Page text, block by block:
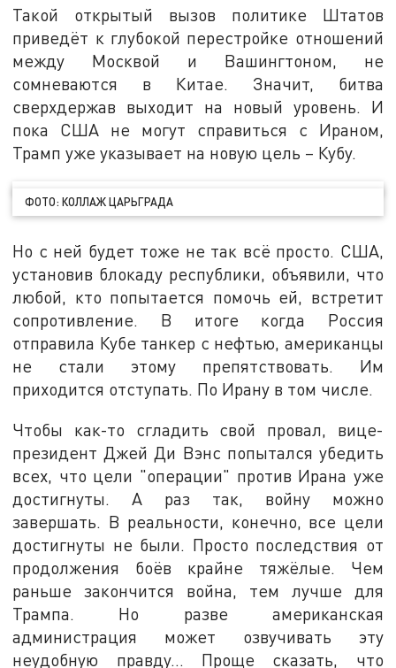
Такой открытый вызов политике Штатов
приведёт к глубокой перестройке отношений
между Москвой и Вашингтоном, не
сомневаются в Китае. Значит, битва
сверхдержав выходит на новый уровень. И
пока США не могут справиться с Ираном,
Трамп уже указывает на новую цель – Кубу.
ФОТО: КОЛЛАЖ ЦАРЬГРАДА
Но с ней будет тоже не так всё просто. США,
установив блокаду республики, объявили, что
любой, кто попытается помочь ей, встретит
сопротивление. В итоге когда Россия
отправила Кубе танкер с нефтью, американцы
не стали этому препятствовать. Им
приходится отступать. По Ирану в том числе.
Чтобы как-то сгладить свой провал, вице-
президент Джей Ди Вэнс попытался убедить
всех, что цели "операции" против Ирана уже
достигнуты. А раз так, войну можно
завершать. В реальности, конечно, все цели
достигнуты не были. Просто последствия от
продолжения боёв крайне тяжёлые. Чем
раньше закончится война, тем лучше для
Трампа. Но разве американская
администрация может озвучивать эту
неудобную правду… Проще сказать, что